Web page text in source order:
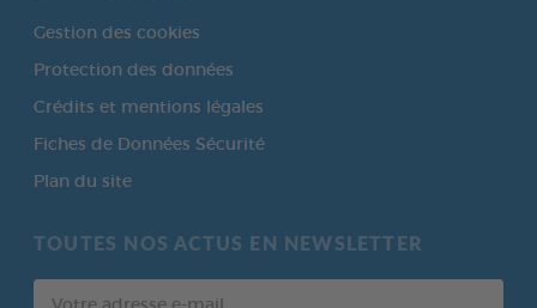
Gestion des cookies
Protection des données
Crédits et mentions légales
Fiches de Données Sécurité
Plan du site
TOUTES NOS ACTUS EN NEWSLETTER